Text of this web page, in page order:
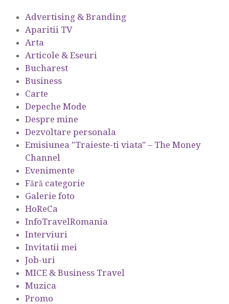
Advertising & Branding
Aparitii TV
Arta
Articole & Eseuri
Bucharest
Business
Carte
Depeche Mode
Despre mine
Dezvoltare personala
Emisiunea "Traieste-ti viata" – The Money
Channel
Evenimente
Fără categorie
Galerie foto
HoReCa
InfoTravelRomania
Interviuri
Invitatii mei
Job-uri
MICE & Business Travel
Muzica
Promo